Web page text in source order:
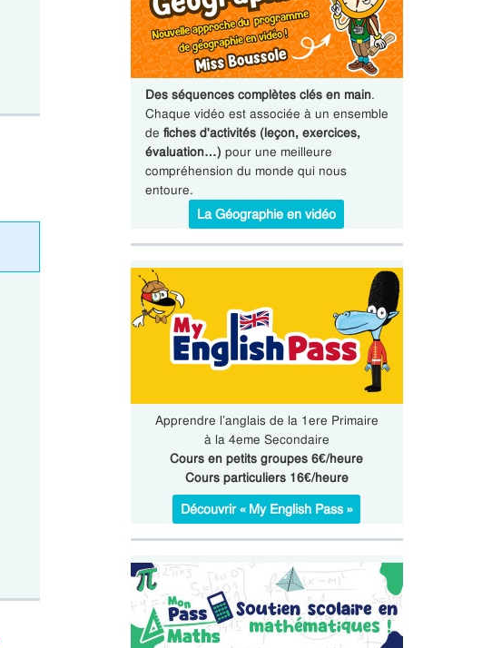
Des séquences complètes clés en main.
Chaque vidéo est associée à un ensemble
de fiches d'activités (leçon, exercices,
évaluation…) pour une meilleure
compréhension du monde qui nous
entoure.
La Géographie en vidéo
Apprendre l’anglais de la 1ere Primaire
à la 4eme Secondaire
Cours en petits groupes 6€/heure
Cours particuliers 16€/heure
Découvrir « My English Pass »